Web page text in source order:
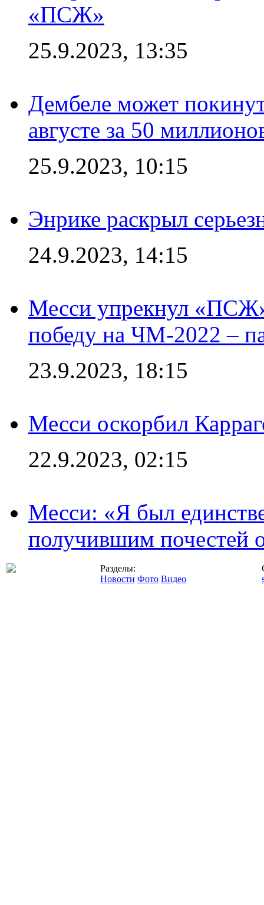
«ПСЖ»
25.9.2023, 13:35
Дембеле может
августе за 50
25.9.2023, 10:15
Энрике раскрыл
24.9.2023, 14:15
Месси упрекнул «ПСЖ»
победу на ЧМ-2022 –
23.9.2023, 18:15
Месси оскорбил
22.9.2023, 02:15
Месси: «Я был
получившим почестей
Разделы:
Новости Фото Видео